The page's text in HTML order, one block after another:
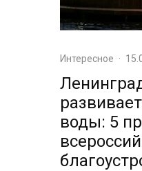
Интересное ·
воды: 5